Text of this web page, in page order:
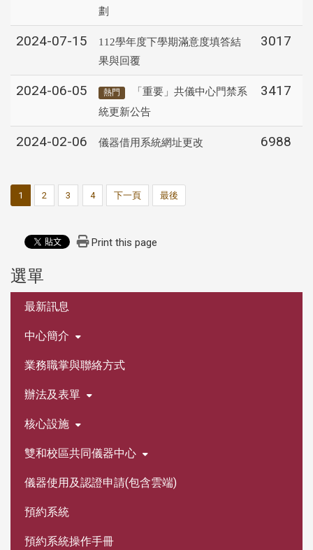
劃
2024-07-15
112學年度下學期滿意度填答結
果與回覆
3017
2024-06-05 熱門
「重要」共儀中心門禁系
統更新公告
3417
2024-02-06 儀器借用系統網址更改 6988
1 2 3 4 下一頁 最後
Print this page
選單
最新訊息
中心簡介
業務職掌與聯絡方式
辦法及表單
核心設施
雙和校區共同儀器中心
儀器使用及認證申請(包含雲端)
預約系統
預約系統操作手冊